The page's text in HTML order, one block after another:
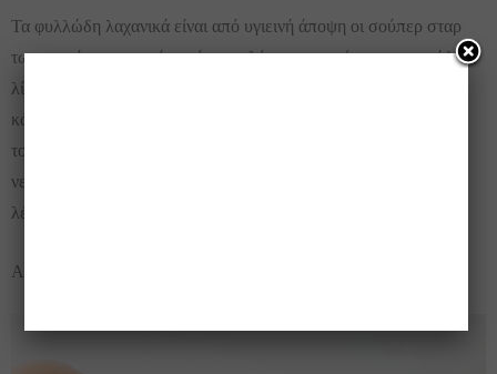
Τα φυλλώδη λαχανικά είναι από υγιεινή άποψη οι σούπερ σταρ
των τροφίμων, και μία από τις καλύτερες τροφές για την απώλεια
λίπους. Περιέχουν μέταλλα όπως το μαγγάνιο, ο σίδηρος, το
κάλιο και μαγνήσιο, τα οποία βοηθούν στα πάντα, από ρύθμιση
του σακχάρου στο αίμα, στη λειτουργία των μυών και του
νευρικού συστήματος. Πρόσθετα προσφέρουν τον όγκο που
λέγαμε και την αίσθηση της πληρότητας ότι είσαι χορτασμένος.
Ασπράδια